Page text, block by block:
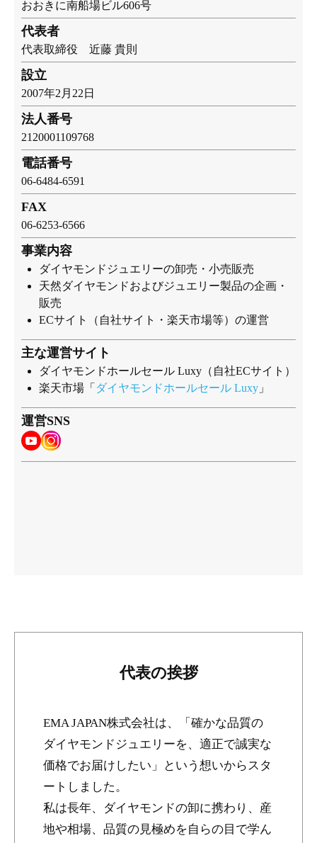
おおきに南船場ビル606号
代表者
代表取締役 近藤 貴則
設立
2007年2月22日
法人番号
2120001109768
電話番号
06-6484-6591
FAX
06-6253-6566
事業内容
ダイヤモンドジュエリーの卸売・小売販売
天然ダイヤモンドおよびジュエリー製品の企画・
販売
ECサイト（自社サイト・楽天市場等）の運営
主な運営サイト
ダイヤモンドホールセール Luxy（自社ECサイト）
楽天市場「 ダイヤモンドホールセール Luxy 」
運営SNS
代表の挨拶
EMA JAPAN株式会社は、「確かな品質の
ダイヤモンドジュエリーを、適正で誠実な
価格でお届けしたい」という想いからスタ
ートしました。
私は長年、ダイヤモンドの卸に携わり、産
地や相場、品質の見極めを自らの目で学ん